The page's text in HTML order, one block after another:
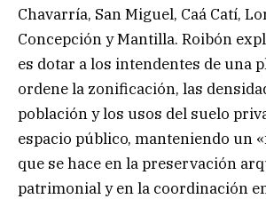
Chavarría, San Miguel, Caá Catí,
Concepción y Mantilla. Roibón
es dotar a los intendentes de una
ordene la zonificación, las
población y los usos del suelo
espacio público, manteniendo un
que se hace en la preservación
patrimonial y en la coordinación